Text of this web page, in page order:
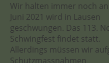
Wir halten immer noch
Juni 2021 wird in Lausen
geschwungen. Das 113.
Schwingfest findet statt.
Allerdings müssen wir
Schutzmassnahmen